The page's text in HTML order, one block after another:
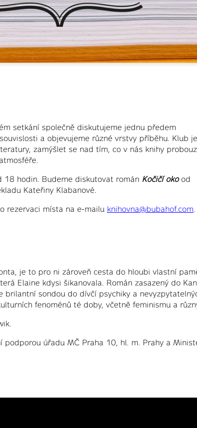
setkání společně diskutujeme jednu předem
a objevujeme různé vrstvy příběhu. Klub je
zamýšlet se nad tím, co v nás knihy
18 hodin. Budeme diskutovat román Kočičí okood
Kateřiny Klabanové.
rezervaci místa na e-mailu knihovna@bubahof.com
je to pro ni zároveň cesta do hloubi vlastní
Elaine kdysi šikanovala. Román zasazený do
brilantní sondou do dívčí psychiky a
fenoménů té doby, včetně feminismu a
úřadu MČ Praha 10, hl. m. Prahy a